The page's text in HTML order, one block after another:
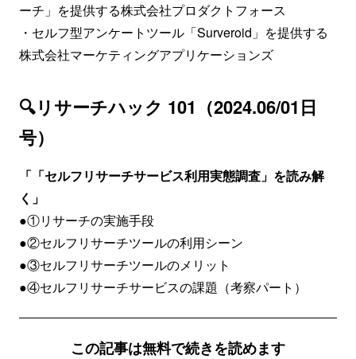
ーチ」を提供する株式会社プロダクトフォース
・セルフ型アンケートツール「Surveroid」を提供する
株式会社マーケティングアプリケーションズ
🔍リサーチハック 101（2024.06/01日
号）
「「セルフリサーチサービス利用実態調査」を読み解
く」
●①リサーチの実施手段
●②セルフリサーチツールの利用シーン
●③セルフリサーチツールのメリット
●④セルフリサーチサービスの課題（考察パート）
この記事は無料で続きを読めます